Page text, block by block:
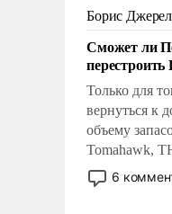
и ее
поднимет
возможности.
Борис
Сможет ли
Только для
вернуться к
объему
Tomahawk,
США
лет. Даже
6